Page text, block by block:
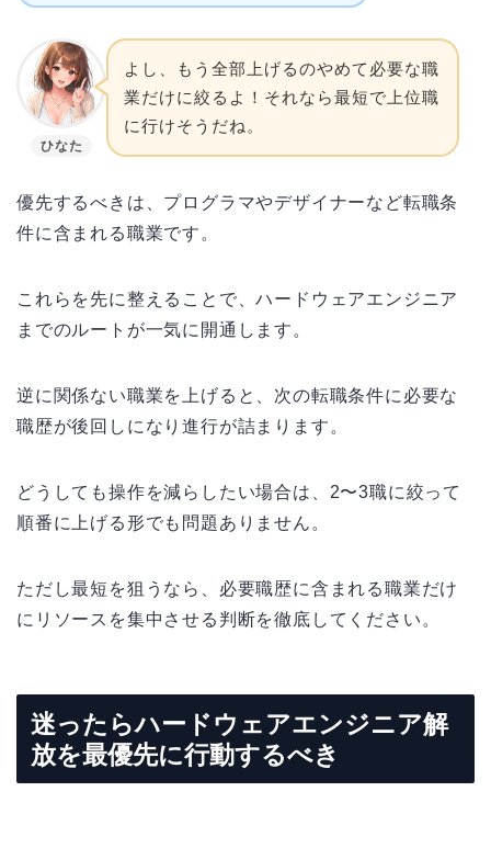
ひなた
よし、もう全部上げるのやめて必要な職
業だけに絞るよ！それなら最短で上位職
に行けそうだね。
優先するべきは、プログラマやデザイナーなど転職条
件に含まれる職業です。
これらを先に整えることで、ハードウェアエンジニア
までのルートが一気に開通します。
逆に関係ない職業を上げると、次の転職条件に必要な
職歴が後回しになり進行が詰まります。
どうしても操作を減らしたい場合は、2〜3職に絞って
順番に上げる形でも問題ありません。
ただし最短を狙うなら、必要職歴に含まれる職業だけ
にリソースを集中させる判断を徹底してください。
迷ったらハードウェアエンジニア解
放を最優先に行動するべき